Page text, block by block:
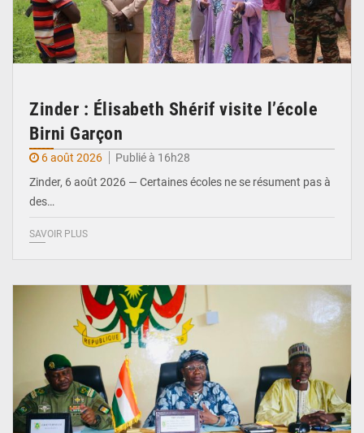
Zinder : Élisabeth Shérif visite l’école
Birni Garçon
6 août 2026
Publié à 16h28
Zinder, 6 août 2026 — Certaines écoles ne se résument pas à
des…
SAVOIR PLUS